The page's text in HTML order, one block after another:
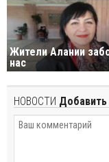
Жители Алании
нас
НОВОСТИ